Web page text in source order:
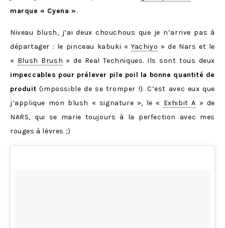
marque « Cyena ».
Niveau blush, j’ai deux chouchous que je n’arrive pas à
départager : le pinceau kabuki «Yachiyo » de Nars et le
« Blush Brush » de Real Techniques. Ils sont tous deux
impeccables pour prélever pile poil la bonne quantité de
produit (impossible de se tromper !). C’est avec eux que
j’applique mon blush « signature », le « Exhibit A » de
NARS, qui se marie toujours à la perfection avec mes
rouges à lèvres ;)